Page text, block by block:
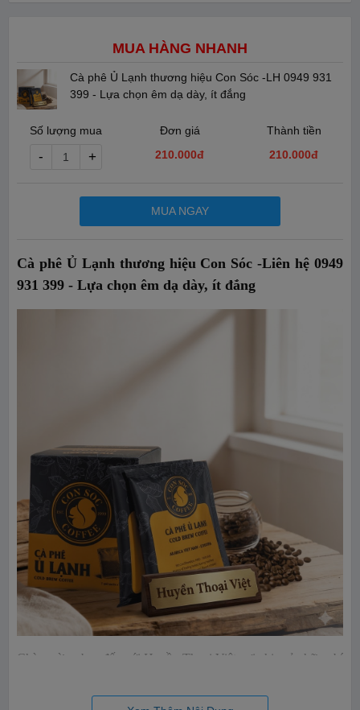
MUA HÀNG NHANH
Cà phê Ủ Lạnh thương hiệu Con Sóc -LH 0949 931
399 - Lựa chọn êm dạ dày, ít đắng
Số lượng mua
- +
Đơn giá
210.000đ
Thành tiền
210.000đ
MUA NGAY
Cà phê Ủ Lạnh thương hiệu Con Sóc -Liên hệ 0949
931 399 - Lựa chọn êm dạ dày, ít đắng
Chào mừng bạn đến với Huyền Thoại Việt nơi chia sẻ những bí
thức uống vừa giúp tỉnh táo vừa nhẹ nhàng cho sức khỏe? Cà